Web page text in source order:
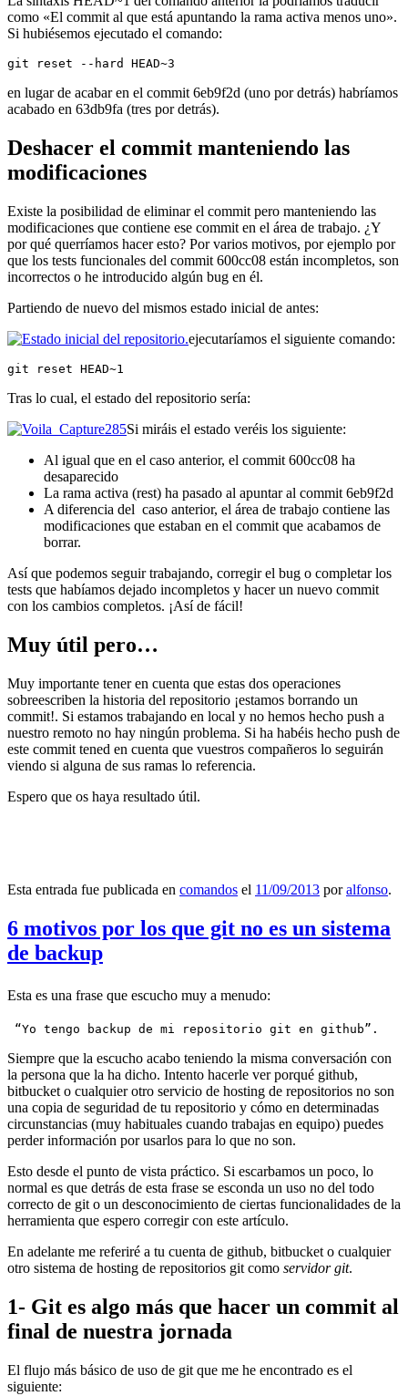
como «El commit al que está apuntando la rama activa menos uno».
Si hubiésemos ejecutado el comando:
git reset --hard HEAD~3
en lugar de acabar en el commit 6eb9f2d (uno por detrás) habríamos
acabado en 63db9fa (tres por detrás).
Deshacer el commit manteniendo las
modificaciones
Existe la posibilidad de eliminar el commit pero manteniendo las
modificaciones que contiene ese commit en el área de trabajo. ¿Y
por qué querríamos hacer esto? Por varios motivos, por ejemplo por
que los tests funcionales del commit 600cc08 están incompletos, son
incorrectos o he introducido algún bug en él.
Partiendo de nuevo del mismos estado inicial de antes:
ejecutaríamos el siguiente comando:
git reset HEAD~1
Tras lo cual, el estado del repositorio sería:
Si miráis el estado veréis los siguiente:
Al igual que en el caso anterior, el commit 600cc08 ha
desaparecido
La rama activa (rest) ha pasado al apuntar al commit 6eb9f2d
A diferencia del caso anterior, el área de trabajo contiene las
modificaciones que estaban en el commit que acabamos de
borrar.
Así que podemos seguir trabajando, corregir el bug o completar los
tests que habíamos dejado incompletos y hacer un nuevo commit
con los cambios completos. ¡Así de fácil!
Muy útil pero…
Muy importante tener en cuenta que estas dos operaciones
sobreescriben la historia del repositorio ¡estamos borrando un
commit!. Si estamos trabajando en local y no hemos hecho push a
nuestro remoto no hay ningún problema. Si ha habéis hecho push de
este commit tened en cuenta que vuestros compañeros lo seguirán
viendo si alguna de sus ramas lo referencia.
Espero que os haya resultado útil.
Esta entrada fue publicada en comandos el 11/09/2013 poralfonso.
6 motivos por los que git no es un sistema
de backup
Esta es una frase que escucho muy a menudo:
“Yo tengo backup de mi repositorio git en github”.
Siempre que la escucho acabo teniendo la misma conversación con
la persona que la ha dicho. Intento hacerle ver porqué github,
bitbucket o cualquier otro servicio de hosting de repositorios no son
una copia de seguridad de tu repositorio y cómo en determinadas
circunstancias (muy habituales cuando trabajas en equipo) puedes
perder información por usarlos para lo que no son.
Esto desde el punto de vista práctico. Si escarbamos un poco, lo
normal es que detrás de esta frase se esconda un uso no del todo
correcto de git o un desconocimiento de ciertas funcionalidades de la
herramienta que espero corregir con este artículo.
En adelante me referiré a tu cuenta de github, bitbucket o cualquier
otro sistema de hosting de repositorios git como servidor git.
1- Git es algo más que hacer un commit al
final de nuestra jornada
El flujo más básico de uso de git que me he encontrado es el
siguiente: